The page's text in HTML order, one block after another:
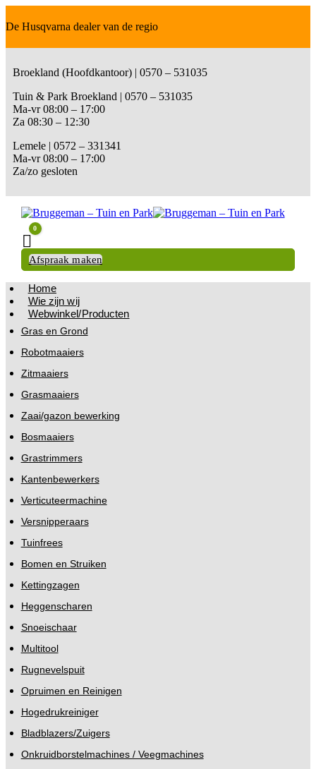
De Husqvarna dealer van de regio
Broekland (Hoofdkantoor) | 0570 – 531035
Tuin & Park Broekland | 0570 – 531035
Ma-vr 08:00 – 17:00
Za 08:30 – 12:30
Lemele | 0572 – 331341
Ma-vr 08:00 – 17:00
Za/zo gesloten
Winkelwagen
0
Afspraak maken
Home
Wie zijn wij
Webwinkel/Producten
Gras en Grond
Robotmaaiers
Zitmaaiers
Grasmaaiers
Zaai/gazon bewerking
Bosmaaiers
Grastrimmers
Kantenbewerkers
Verticuteermachine
Versnipperaars
Tuinfrees
Bomen en Struiken
Kettingzagen
Heggenscharen
Snoeischaar
Multitool
Rugnevelspuit
Opruimen en Reinigen
Hogedrukreiniger
Bladblazers/Zuigers
Onkruidborstelmachines / Veegmachines